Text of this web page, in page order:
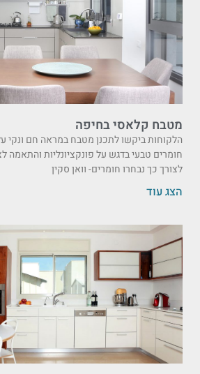
מטבח קלאסי בחיפה
הלקוחות ביקשו לתכנן מטבח במראה חם ונקי
חומרים טבעי בדגש על פונקציונליות והתאמה
לצורך כך נבחרו חומרים- וואן סקין
הצג עוד